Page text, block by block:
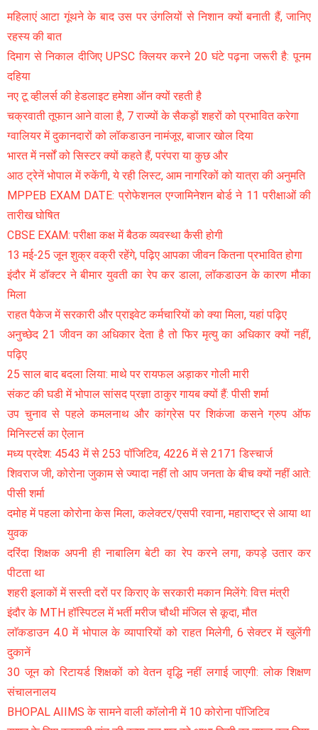
महिलाएं आटा गूंथने के बाद उस पर उंगलियों से निशान क्यों बनाती हैं, जानिए
रहस्य की बात
दिमाग से निकाल दीजिए UPSC क्लियर करने 20 घंटे पढ़ना जरूरी है: पूनम
दहिया
नए टू व्हीलर्स की हेडलाइट हमेशा ऑन क्यों रहती है
चक्रवाती तूफान आने वाला है, 7 राज्यों के सैकड़ों शहरों को प्रभावित करेगा
ग्वालियर में दुकानदारों को लॉकडाउन नामंजूर, बाजार खोल दिया
भारत में नर्सों को सिस्टर क्यों कहते हैं, परंपरा या कुछ और
आठ ट्रेनें भोपाल में रुकेंगी, ये रही लिस्ट, आम नागरिकों को यात्रा की अनुमति
MPPEB EXAM DATE: प्रोफेशनल एग्जामिनेशन बोर्ड ने 11 परीक्षाओं की
तारीख घोषित
CBSE EXAM: परीक्षा कक्ष में बैठक व्यवस्था कैसी होगी
13 मई-25 जून शुक्र वक्री रहेंगे, पढ़िए आपका जीवन कितना प्रभावित होगा
इंदौर में डॉक्टर ने बीमार युवती का रेप कर डाला, लॉकडाउन के कारण मौका
मिला
राहत पैकेज में सरकारी और प्राइवेट कर्मचारियों को क्या मिला, यहां पढ़िए
अनुच्छेद 21 जीवन का अधिकार देता है तो फिर मृत्यु का अधिकार क्यों नहीं,
पढ़िए
25 साल बाद बदला लिया: माथे पर रायफल अड़ाकर गोली मारी
संकट की घडी में भोपाल सांसद प्रज्ञा ठाकुर गायब क्यों हैं: पीसी शर्मा
उप चुनाव से पहले कमलनाथ और कांग्रेस पर शिकंजा कसने ग्रुप ऑफ
मिनिस्टर्स का ऐलान
मध्य प्रदेश: 4543 में से 253 पॉजिटिव, 4226 में से 2171 डिस्चार्ज
शिवराज जी, कोरोना जुकाम से ज्यादा नहीं तो आप जनता के बीच क्यों नहीं आते:
पीसी शर्मा
दमोह में पहला कोरोना केस मिला, कलेक्टर/एसपी रवाना, महाराष्ट्र से आया था
युवक
दरिंदा शिक्षक अपनी ही नाबालिग बेटी का रेप करने लगा, कपड़े उतार कर
पीटता था
शहरी इलाकों में सस्ती दरों पर किराए के सरकारी मकान मिलेंगे: वित्त मंत्री
इंदौर के MTH हॉस्पिटल में भर्ती मरीज चौथी मंजिल से कूदा, मौत
लाॅकडाउन 4.0 में भोपाल के व्यापारियों को राहत मिलेगी, 6 सेक्टर में खुलेंगी
दुकानें
30 जून को रिटायर्ड शिक्षकों को वेतन वृद्धि नहीं लगाई जाएगी: लोक शिक्षण
संचालनालय
BHOPAL AIIMS के सामने वाली कॉलोनी में 10 कोरोना पॉजिटिव